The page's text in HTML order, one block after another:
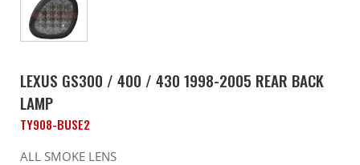
LEXUS GS300 / 400 / 430 1998-2005 REAR BACK
LAMP
TY908-BUSE2
ALL SMOKE LENS